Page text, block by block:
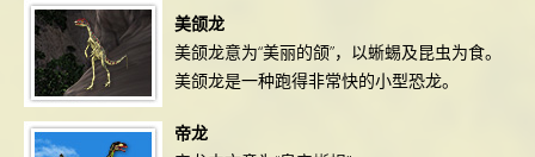
美颌龙
美颌龙意为“美丽的颌”，以蜥蜴及昆虫为食。
美颌龙是一种跑得非常快的小型恐龙。
帝龙